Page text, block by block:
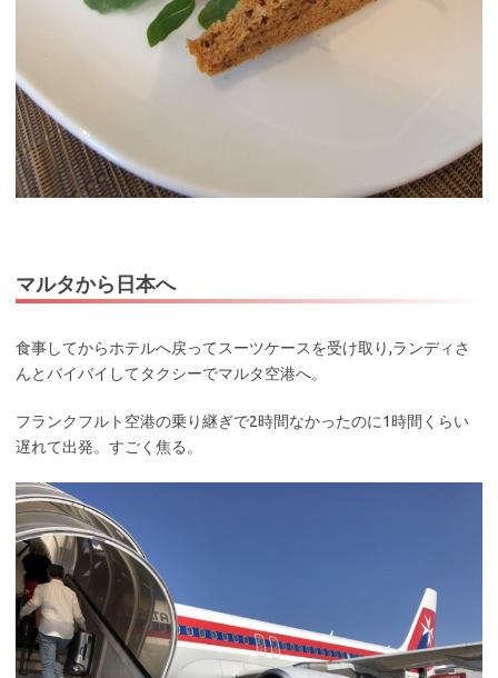
マルタから日本へ
食事してからホテルへ戻ってスーツケースを受け取り,ランディさ
んとバイバイしてタクシーでマルタ空港へ。
フランクフルト空港の乗り継ぎで2時間なかったのに1時間くらい
遅れて出発。すごく焦る。